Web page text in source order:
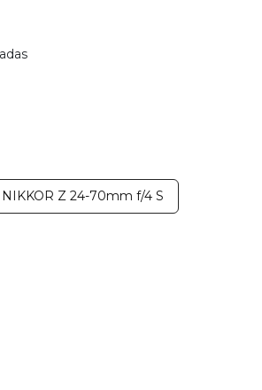
NIKKOR Z 24-70mm f/4 S